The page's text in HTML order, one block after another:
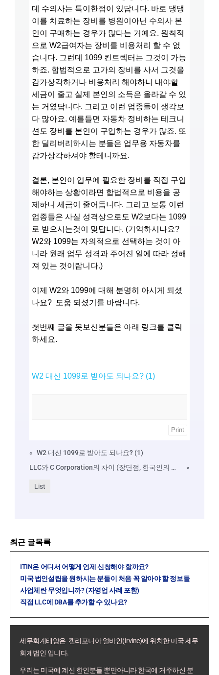
데 수의사는 특이한점이 있답니다. 바로 댕댕
이를 치료하는 장비를 병원이아닌 수의사 본
인이 구매하는 경우가 많다는 거예요. 원칙적
으로 W2급여자는 장비를 비용처리 할 수 없
습니다. 그런데 1099 컨트렉터는 그것이 가능
하죠. 합법적으로 고가의 장비를 사서 그것을
감가상각하거나 비용처리 해야하니 내야할
세금이 줄고 실제 본인의 소득은 올라갈 수 있
는 거였답니다. 그리고 이런 업종들이 생각보
다 많아요. 예를들면 자동차 정비하는 테크니
션도 장비를 본인이 구입하는 경우가 많죠. 또
한 딜리버리하시는 분들은 업무용 자동차를
감가상각하셔야 할테니까요.
결론, 본인이 업무에 필요한 장비를 직접 구입
해야하는 상황이라면 합법적으로 비용을 공
제하니 세금이 줄어듭니다. 그리고 보통 이런
업종들은 사실 성격상으로도 W2보다는 1099
로 받으시는것이 맞답니다. (기억하시나요?
W2와 1099는 자의적으로 선택하는 것이 아
니라 원래 업무 성격과 주어진 일에 따라 정해
져 있는 것이랍니다.)
이제 W2와 1099에 대해 분명히 아시게 되셨
나요? 도움 되셨기를 바랍니다.
첫번째 글을 못보신분들은 아래 링크를 클릭
하세요.
W2 대신 1099로 받아도 되나요? (1)
Print
« W2 대신 1099로 받아도 되나요? (1)
LLC와 C Corporation의 차이 (장단점, 한국인의 미국법인설립 관점)
»
List
최근 글목록
ITIN은 어디서 어떻게 언제 신청해야 할까요?
미국 법인설립을 원하시는 분들이 처음 꼭 알아야 할 정보들
사업체란 무엇입니까? (자영업 사례 포함)
직접 LLC에 DBA를 추가할 수 있나요?
세무회계태양은 캘리포니아 얼바인(Irvine)에 위치한 미국 세무
회계법인 입니다.
우리는 미국에 계신 한인분들 뿐만아니라 한국에 거주하신 분